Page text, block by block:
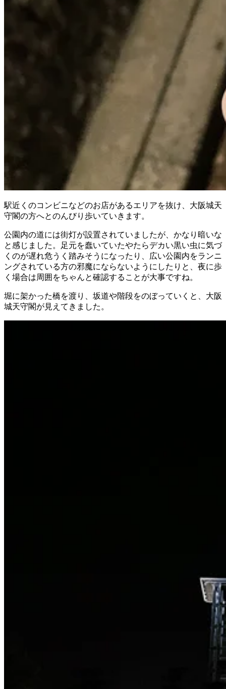
駅近くのコンビニなどのお店があるエリアを抜け、大阪城天
守閣の方へとのんびり歩いていきます。
公園内の道には街灯が設置されていましたが、かなり暗いな
と感じました。足元を蠢いていたやたらデカい黒い虫に気づ
くのが遅れ危うく踏みそうになったり、広い公園内をランニ
ングされている方の邪魔にならないようにしたりと、夜に歩
く場合は周囲をちゃんと確認することが大事ですね。
堀に架かった橋を渡り、坂道や階段をのぼっていくと、大阪
城天守閣が見えてきました。